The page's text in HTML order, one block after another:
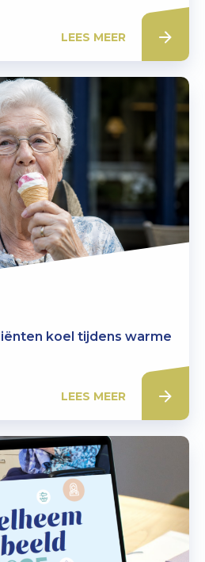
LEES MEER
koel tijdens warme
LEES MEER